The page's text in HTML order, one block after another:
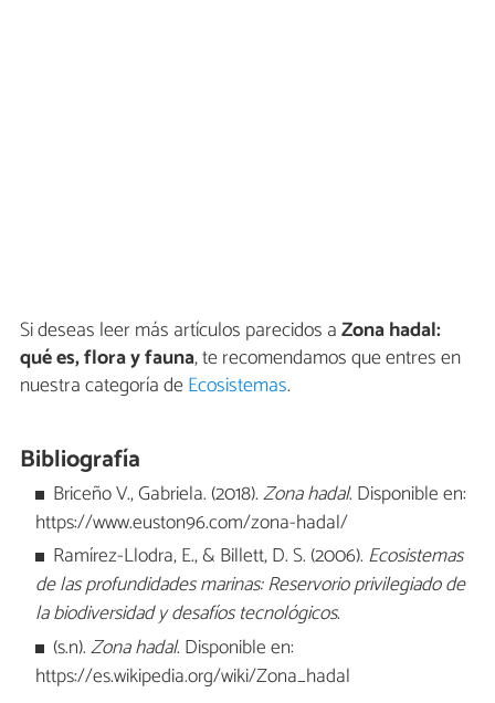
Si deseas leer más artículos parecidos aZona hadal:
qué es, flora y fauna, te recomendamos que entres en
nuestra categoría deEcosistemas.
Bibliografía
Briceño V., Gabriela. (2018).Zona hadal. Disponible en:
https://www.euston96.com/zona-hadal/
Ramírez-Llodra, E., & Billett, D. S. (2006). Ecosistemas
de las profundidades marinas: Reservorio privilegiado de
la biodiversidad y desafíos tecnológicos.
(s.n).Zona hadal. Disponible en:
https://es.wikipedia.org/wiki/Zona_hadal